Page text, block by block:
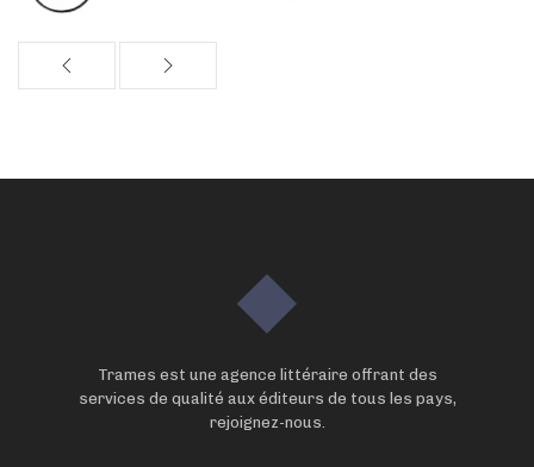
Trames est une agence littéraire offrant des
services de qualité aux éditeurs de tous les pays,
rejoignez-nous.